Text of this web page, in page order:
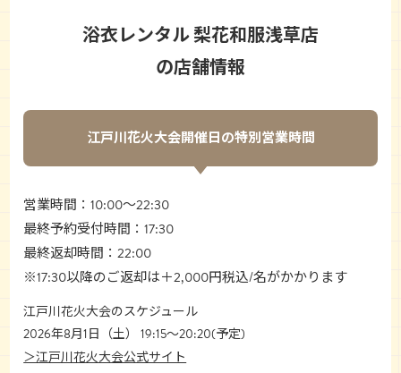
浴衣レンタル 梨花和服浅草店
の店舗情報
江戸川花火大会開催日の特別営業時間
営業時間：10:00〜22:30
最終予約受付時間：17:30
最終返却時間：22:00
※17:30以降のご返却は＋2,000円税込/名がかかります
江戸川花火大会のスケジュール
2026年8月1日（土） 19:15～20:20(予定)
＞江戸川花火大会公式サイト